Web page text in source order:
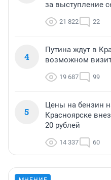
за выступление
21 822 22
4
Путина ждут в
возможном
19 687 99
5
Цены на бензин
Красноярске
20 рублей
14 337 60